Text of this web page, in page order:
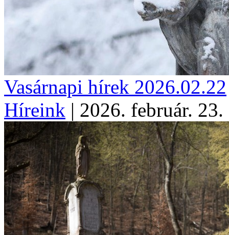
Vasárnapi hírek 2026.02.22
Híreink | 2026. február.